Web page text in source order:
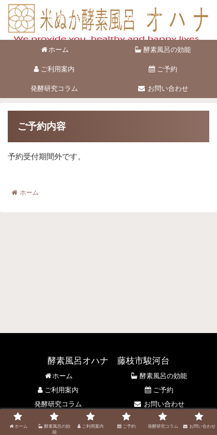
酵素風呂オハナ 藤枝市駿河台
ホーム 酵素風呂の効能
ご利用案内 ご予約
発酵研究コラム お問い合わせ
ご予約内容
予約受付期間外です。
ホーム
酵素風呂オハナ 藤枝市駿河台
ホーム
酵素風呂の効能
ご利用案内
ご予約
発酵研究コラム
お問い合わせ
© 2021 酵素風呂オハナ 藤枝市駿河台.
ホーム
酵素風呂の効
能
ご利用案内 ご予約 発酵研究コラム お問い合わせ